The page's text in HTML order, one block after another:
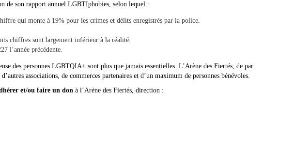
de son rapport annuel LGBTIphobies, selon lequel :
qui monte à 19% pour les crimes et délits enregistrés par la police.
chiffres sont largement inférieur à la réalité.
l’année précédente.
des personnes LGBTQIA+ sont plus que jamais essentielles. L’Arène des Fiertés, de par
d’autres associations, de commerces partenaires et d’un maximum de personnes bénévoles.
et/ou faire un don à l’Arène des Fiertés, direction :